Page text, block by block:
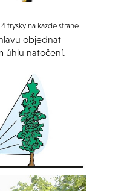
trysky na každé straně
objednat
úhlu natočení.